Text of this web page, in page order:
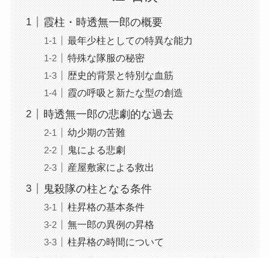
霞柱・時透無一郎の概要
最年少柱としての特異な能力
特殊な隊服の秘密
歴史的背景と特別な血筋
霞の呼吸と新たな型の創造
時透無一郎の悲劇的な過去
幼少期の苦難
鬼による悲劇
産屋敷家による救出
鬼殺隊の柱となる条件
柱昇格の基本条件
無一郎の異例の昇格
柱昇格の時間について